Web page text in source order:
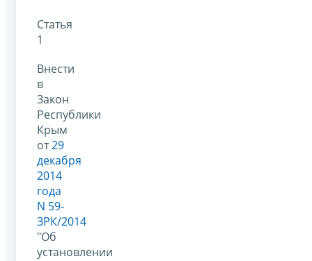
Статья
1
Внести
в
Закон
Республики
Крым
от29
декабря
2014
года
N 59-
ЗРК/2014
"Об
установлении